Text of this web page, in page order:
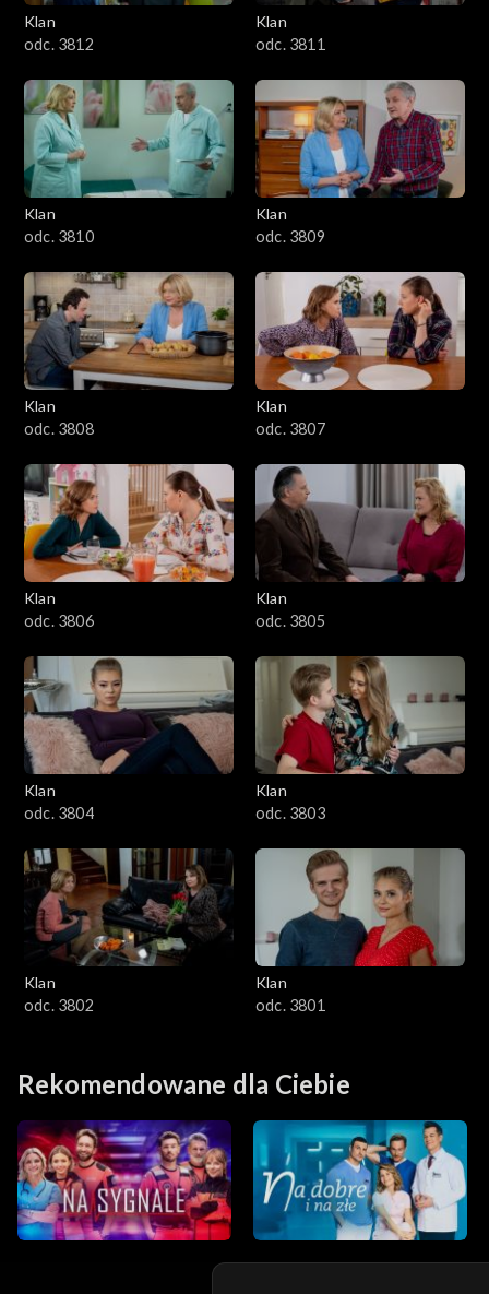
Klan
odc. 3812
Klan
odc. 3811
Klan
odc. 3810
Klan
odc. 3809
Klan
odc. 3808
Klan
odc. 3807
Klan
odc. 3806
Klan
odc. 3805
Klan
odc. 3804
Klan
odc. 3803
Klan
odc. 3802
Klan
odc. 3801
Rekomendowane dla Ciebie